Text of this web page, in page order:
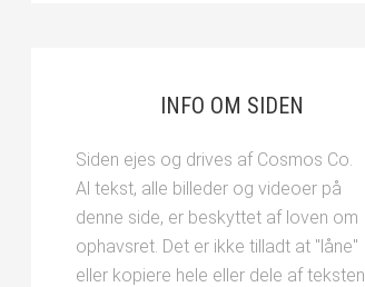
INFO OM SIDEN
Siden ejes og drives af Cosmos Co.
Al tekst, alle billeder og videoer på
denne side, er beskyttet af loven om
ophavsret. Det er ikke tilladt at "låne"
eller kopiere hele eller dele af teksten